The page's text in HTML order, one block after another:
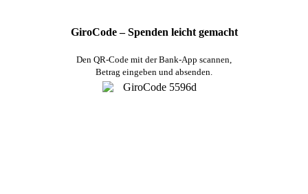
GiroCode – Spenden leicht gemacht
Den QR-Code mit der Bank-App scannen,
Betrag eingeben und absenden.